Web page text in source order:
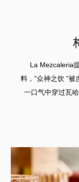
La Mezcaleria
料，"众神之饮 "被
一口气中穿过瓦